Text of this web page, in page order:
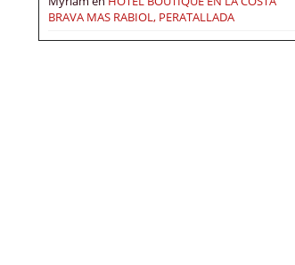
BRAVA MAS RABIOL, PERATALLADA